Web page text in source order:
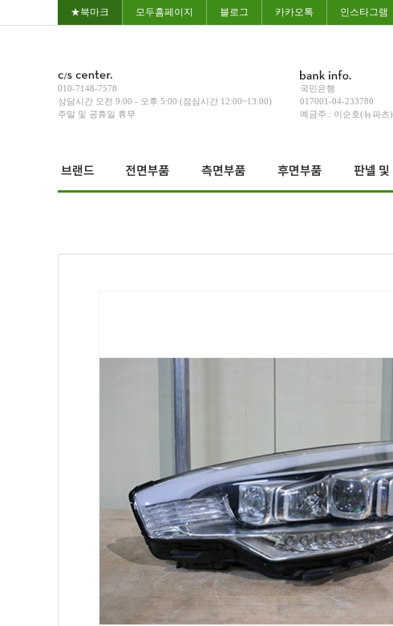
★북마크 모두홈페이지 블로그 카카오톡 인스타그램
010-7148-7578
상담시간 오전 9:00 - 오후 5:00 (점심시간 12:00~13:00)
주말 및 공휴일 휴무
국민은행
017001-04-233780
예금주 : 이순호(뉴파츠)